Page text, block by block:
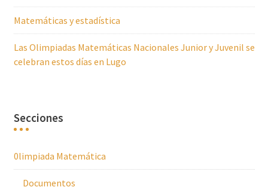
Matemáticas y estadística
Las Olimpiadas Matemáticas Nacionales Junior y Juvenil se
celebran estos días en Lugo
Secciones
0limpiada Matemática
Documentos